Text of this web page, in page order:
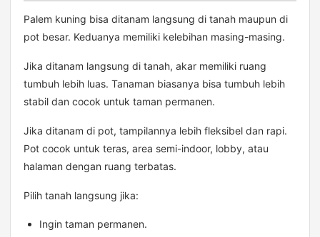
Palem kuning bisa ditanam langsung di tanah maupun di
pot besar. Keduanya memiliki kelebihan masing-masing.
Jika ditanam langsung di tanah, akar memiliki ruang
tumbuh lebih luas. Tanaman biasanya bisa tumbuh lebih
stabil dan cocok untuk taman permanen.
Jika ditanam di pot, tampilannya lebih fleksibel dan rapi.
Pot cocok untuk teras, area semi-indoor, lobby, atau
halaman dengan ruang terbatas.
Pilih tanah langsung jika:
Ingin taman permanen.